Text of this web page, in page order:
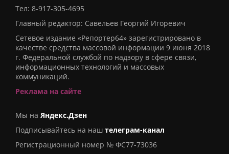
Тел: 8-917-305-4695
Главный редактор: Савельев Георгий Игоревич
Сетевое издание «Репортер64» зарегистрировано в
качестве средства массовой информации 9 июня 2018
г. Федеральной службой по надзору в сфере связи,
информационных технологий и массовых
коммуникаций.
Реклама на сайте
Мы на Яндекс.Дзен
Подписывайтесь на наш телеграм-канал
Регистрационный номер № ФС77-73036